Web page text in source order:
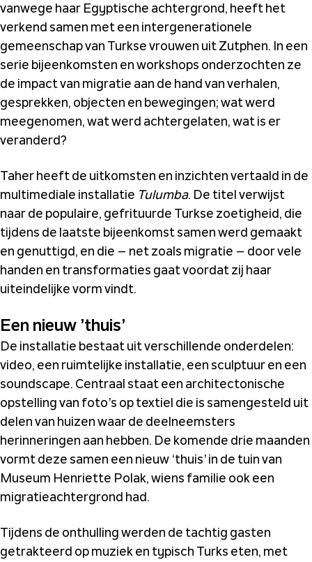
vanwege haar Egyptische achtergrond, heeft het
verkend samen met een intergenerationele
gemeenschap van Turkse vrouwen uit Zutphen. In een
serie bijeenkomsten en workshops onderzochten ze
de impact van migratie aan de hand van verhalen,
gesprekken, objecten en bewegingen; wat werd
meegenomen, wat werd achtergelaten, wat is er
veranderd?
Taher heeft de uitkomsten en inzichten vertaald in de
multimediale installatie Tulumba. De titel verwijst
naar de populaire, gefrituurde Turkse zoetigheid, die
tijdens de laatste bijeenkomst samen werd gemaakt
en genuttigd, en die – net zoals migratie – door vele
handen en transformaties gaat voordat zij haar
uiteindelijke vorm vindt.
Een nieuw ’thuis’
De installatie bestaat uit verschillende onderdelen:
video, een ruimtelijke installatie, een sculptuur en een
soundscape. Centraal staat een architectonische
opstelling van foto’s op textiel die is samengesteld uit
delen van huizen waar de deelneemsters
herinneringen aan hebben. De komende drie maanden
vormt deze samen een nieuw ‘thuis’ in de tuin van
Museum Henriette Polak, wiens familie ook een
migratieachtergrond had.
Tijdens de onthulling werden de tachtig gasten
getrakteerd op muziek en typisch Turks eten, met